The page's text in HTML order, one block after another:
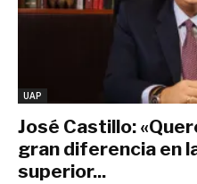
UAP
José Castillo:
gran diferencia en
superior...